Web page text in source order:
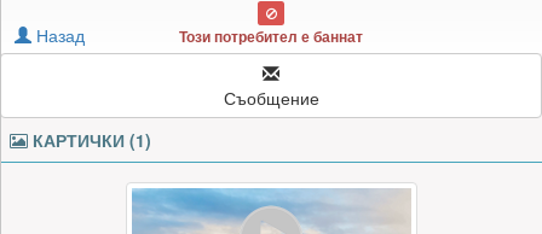
Този потребител е баннат
Назад
Съобщение
КАРТИЧКИ (1)